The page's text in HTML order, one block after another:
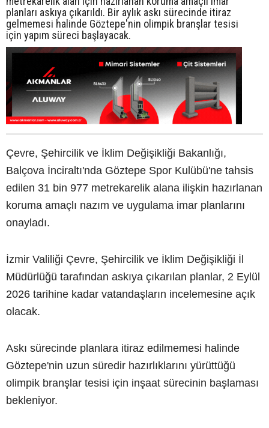
planları askıya çıkarıldı. Bir aylık askı sürecinde itiraz
gelmemesi halinde Göztepe'nin olimpik branşlar tesisi
için yapım süreci başlayacak.
Çevre, Şehircilik ve İklim Değişikliği Bakanlığı,
Balçova İnciraltı'nda Göztepe Spor Kulübü'ne tahsis
edilen 31 bin 977 metrekarelik alana ilişkin hazırlanan
koruma amaçlı nazım ve uygulama imar planlarını
onayladı.
İzmir Valiliği Çevre, Şehircilik ve İklim Değişikliği İl
Müdürlüğü tarafından askıya çıkarılan planlar, 2 Eylül
2026 tarihine kadar vatandaşların incelemesine açık
olacak.
Askı sürecinde planlara itiraz edilmemesi halinde
Göztepe'nin uzun süredir hazırlıklarını yürüttüğü
olimpik branşlar tesisi için inşaat sürecinin başlaması
bekleniyor.